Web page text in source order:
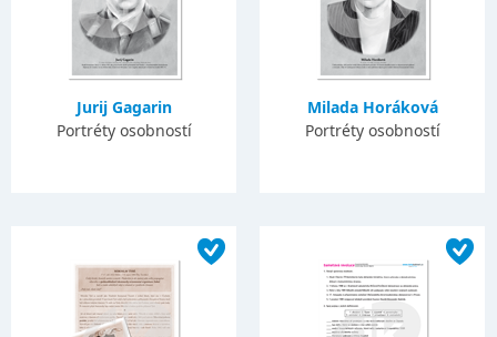
Jurij Gagarin
Portréty osobností
Milada Horáková
Portréty osobností